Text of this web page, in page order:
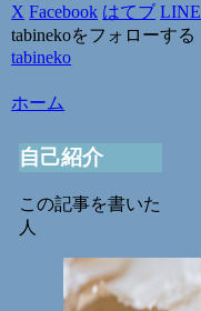
X Facebook はてブ LINE
tabinekoをフォローする
tabineko
ホーム
自己紹介
この記事を書いた
人